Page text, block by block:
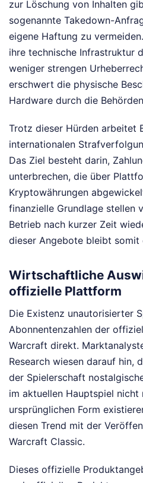
zur Löschung von Inhalten
sogenannte Takedown-
eigene Haftung zu
ihre technische Infrastruktur
weniger strengen
erschwert die physische
Hardware durch die
Trotz dieser Hürden arbeitet
internationalen
Das Ziel besteht darin,
unterbrechen, die über
Kryptowährungen
finanzielle Grundlage stellen
Betrieb nach kurzer Zeit
dieser Angebote bleibt
Wirtschaftliche
offizielle Plattform
Die Existenz unautorisierter
Abonnentenzahlen der
Warcraft direkt.
Research wiesen darauf hin,
der Spielerschaft
im aktuellen Hauptspiel nicht
ursprünglichen Form
diesen Trend mit der
Warcraft Classic.
Dieses offizielle